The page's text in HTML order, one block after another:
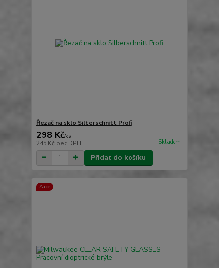
Řezač na sklo Silberschnitt Profi
298 Kč/ks
246 Kč bez DPH Skladem
Přidat do košíku
Akce